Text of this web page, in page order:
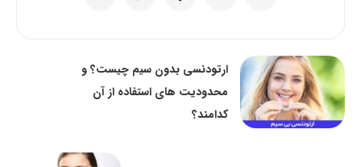
ارتودنسی بدون سیم چیست؟ و
محدودیت های استفاده از آن
کدامند؟